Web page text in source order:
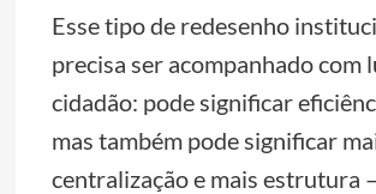
Esse tipo de redesenho
precisa ser acompanhado com
cidadão: pode significar
mas também pode significar
centralização e mais estrutura